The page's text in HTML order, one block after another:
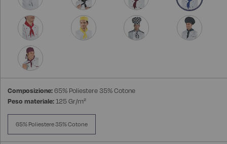
Composizione:65% Poliestere 35% Cotone
Peso materiale:125 Gr/m²
65% Poliestere 35% Cotone